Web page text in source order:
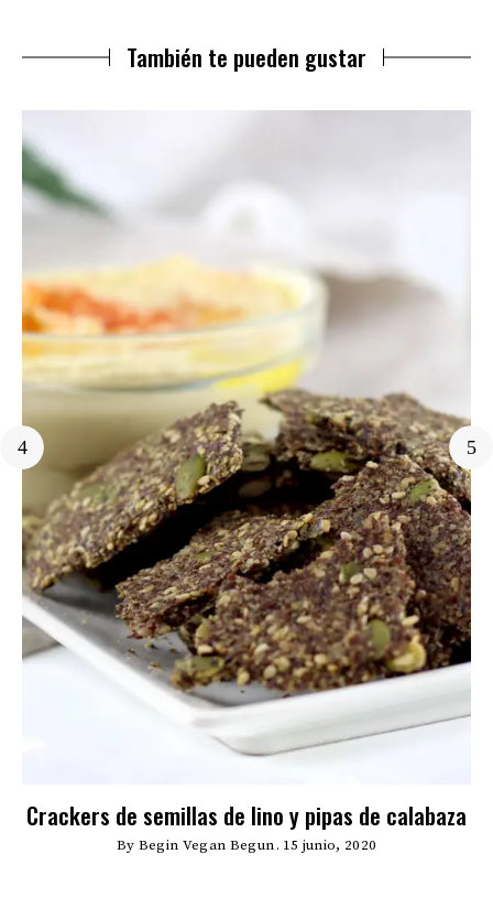
También te pueden gustar
Crackers de semillas de lino y pipas de calabaza
By Begin Vegan Begun 15 junio, 2020